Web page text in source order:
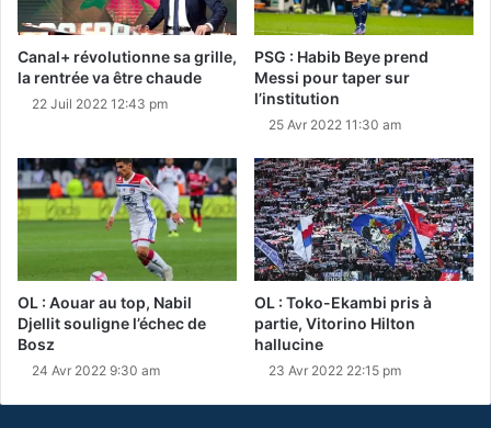
Canal+ révolutionne sa grille,
la rentrée va être chaude
22 Juil 2022 12:43 pm
PSG : Habib Beye prend
Messi pour taper sur
l’institution
25 Avr 2022 11:30 am
OL : Aouar au top, Nabil
Djellit souligne l’échec de
Bosz
24 Avr 2022 9:30 am
OL : Toko-Ekambi pris à
partie, Vitorino Hilton
hallucine
23 Avr 2022 22:15 pm